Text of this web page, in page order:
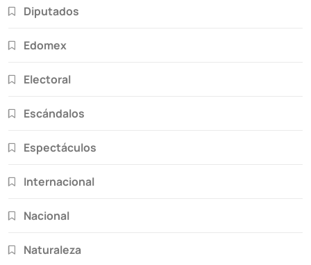
Diputados
Edomex
Electoral
Escándalos
Espectáculos
Internacional
Nacional
Naturaleza